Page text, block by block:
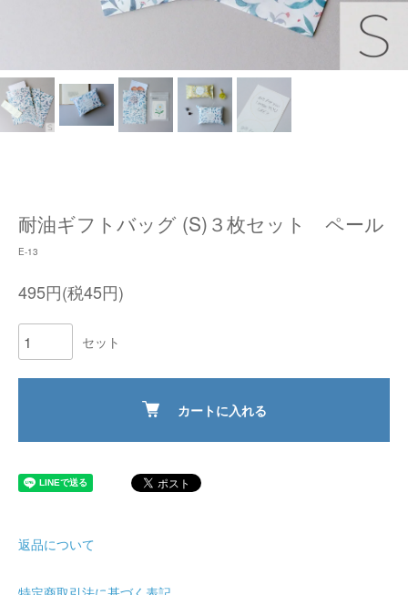
耐油ギフトバッグ (S)３枚セット ペール
E-13
495円(税45円)
セット
カートに入れる
返品について